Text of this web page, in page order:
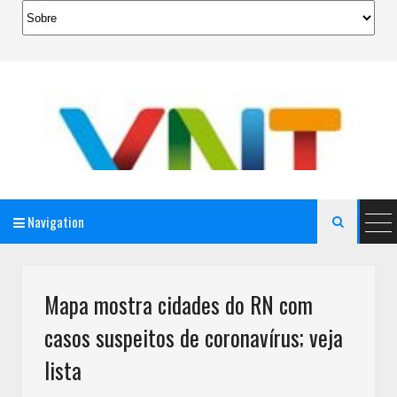
Navigation 
Mapa mostra cidades do RN com
casos suspeitos de coronavírus; veja
lista